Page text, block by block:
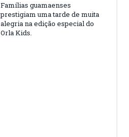
Famílias guamaenses
prestigiam uma tarde de muita
alegria na edição especial do
Orla Kids.